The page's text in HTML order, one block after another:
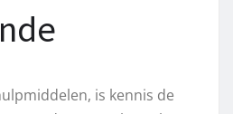
is kennis de